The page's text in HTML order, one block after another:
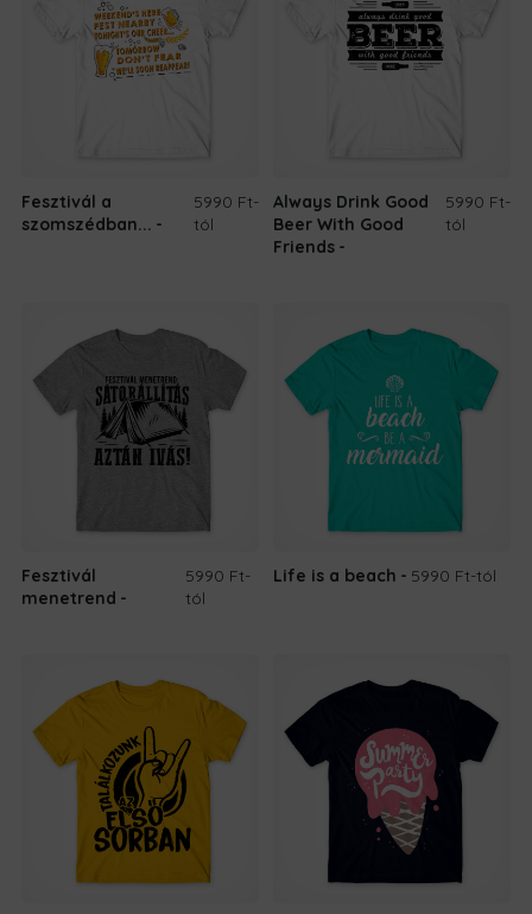
Fesztivál a
szomszédban...
5990 Ft-
tól
Always Drink Good
Beer With Good
Friends
5990 Ft-
tól
Fesztivál
menetrend
5990 Ft-
tól
Life is a beach 5990 Ft-tól